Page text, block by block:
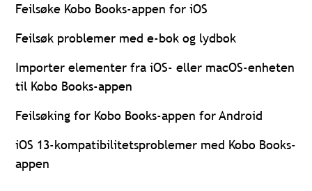
Feilsøke Kobo Books-appen for iOS
Feilsøk problemer med e-bok og lydbok
Importer elementer fra iOS- eller macOS-enheten
til Kobo Books-appen
Feilsøking for Kobo Books-appen for Android
iOS 13-kompatibilitetsproblemer med Kobo Books-
appen